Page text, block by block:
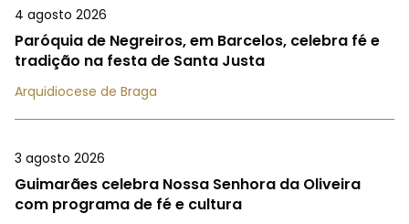
4 agosto 2026
Paróquia de Negreiros, em Barcelos, celebra fé e
tradição na festa de Santa Justa
Arquidiocese de Braga
3 agosto 2026
Guimarães celebra Nossa Senhora da Oliveira
com programa de fé e cultura